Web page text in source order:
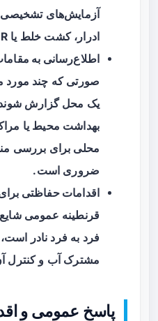
آزمایش‌های تشخیصی
ادرار ، کشت خلط یا PCR را درخواست کند.
اطلاع‌رسانی به
صورتی که چند مورد
یک محل گزارش
بهداشت محیط یا
محلی برای بررسی
ضروری است.
اقدامات حفاظتی
قرنطینه عمومی
فرد به فرد نادر
مشترک آب و کنترل
پاسخ عمومی و